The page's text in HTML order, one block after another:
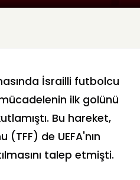
İsrailli futbolcu
ilk golünü
Bu hareket,
de UEFA'nın
talep etmişti.